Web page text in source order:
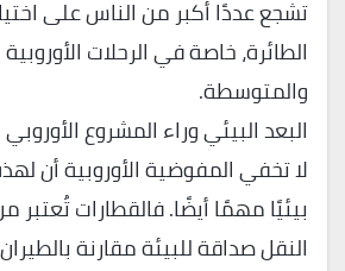
تشجع عددًا أكبر من الناس على
الطائرة، خاصة في الرحلات
والمتوسطة.
البعد البيئي وراء المشروع الأوروبي
لا تخفي المفوضية الأوروبية أن
بيئيًا مهمًا أيضًا. فالقطارات تُعتبر
النقل صداقة للبيئة مقارنة